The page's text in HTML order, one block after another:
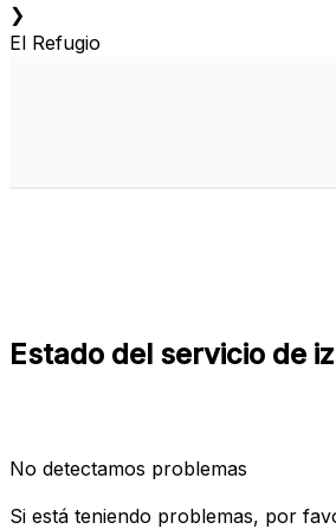
❯
El Refugio
Estado del servicio de
No detectamos problemas
Si está teniendo problemas, por